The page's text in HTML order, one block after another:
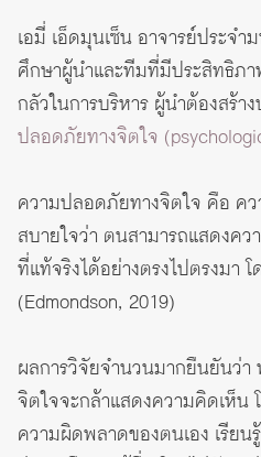
เอมี่ เอ็ดมุนเซ็น อาจารย์ประจำ
ศึกษาผู้นำและทีมที่มีประสิทธิภ
กลัวในการบริหาร ผู้นำต้องสร้า
ปลอดภัยทางจิตใจ
ความปลอดภัยทางจิตใจ คือ ค
สบายใจว่า ตนสามารถแสดงค
ที่แท้จริงได้อย่างตรงไปตรงมา
(Edmondson, 2019)
ผลการวิจัยจำนวนมากยืนยันว่
จิตใจจะกล้าแสดงความคิดเห็น
ความผิดพลาดของตนเอง เรียน